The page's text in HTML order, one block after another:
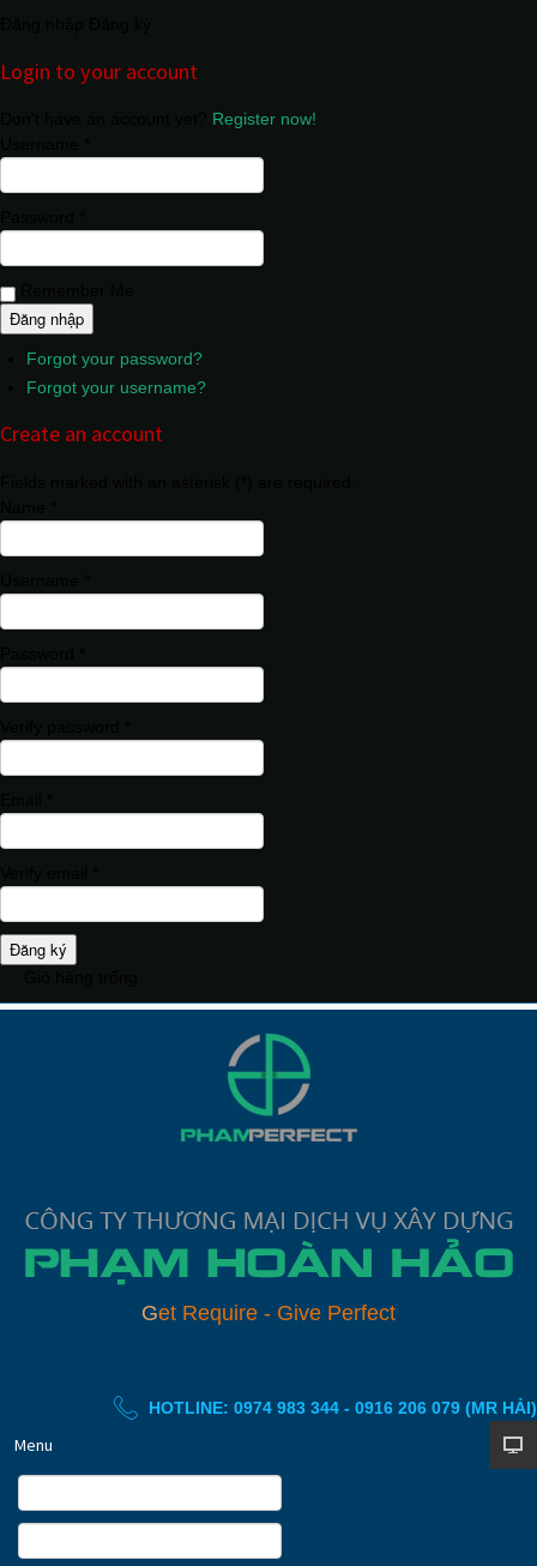
Login to your account
Register now!
Forgot your password?
Forgot your username?
Create an account
Đăng ký
Get Require - Give Perfect
HOTLINE: 0974 983 344 - 0916 206 079 (MR HẢI)
Menu